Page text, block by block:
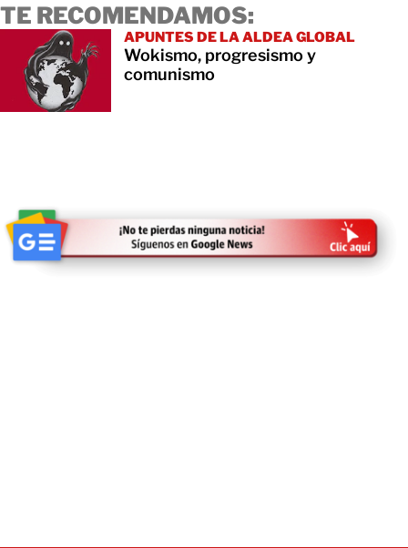
TE RECOMENDAMOS:
APUNTES DE LA ALDEA GLOBAL
Wokismo, progresismo y
comunismo